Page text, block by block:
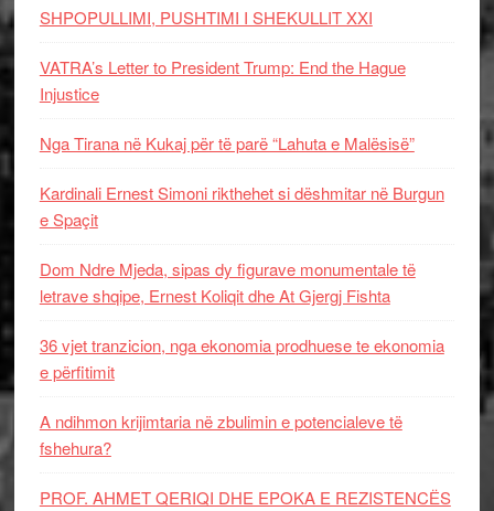
SHPOPULLIMI, PUSHTIMI I SHEKULLIT XXI
VATRA’s Letter to President Trump: End the Hague
Injustice
Nga Tirana në Kukaj për të parë “Lahuta e Malësisë”
Kardinali Ernest Simoni rikthehet si dëshmitar në Burgun
e Spaçit
Dom Ndre Mjeda, sipas dy figurave monumentale të
letrave shqipe, Ernest Koliqit dhe At Gjergj Fishta
36 vjet tranzicion, nga ekonomia prodhuese te ekonomia
e përfitimit
A ndihmon krijimtaria në zbulimin e potencialeve të
fshehura?
PROF. AHMET QERIQI DHE EPOKA E REZISTENCЁS